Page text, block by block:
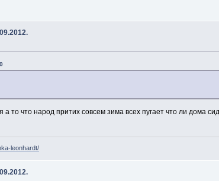
а то что народ притих совсем зима всех пугает что ли дома
leonhardt/